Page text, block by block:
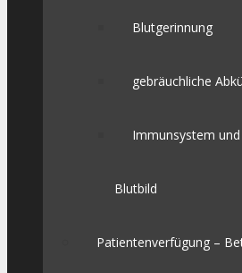
Blutgerinnung
gebräuchliche
Immunsystem
Blutbild
Patientenverfügung –